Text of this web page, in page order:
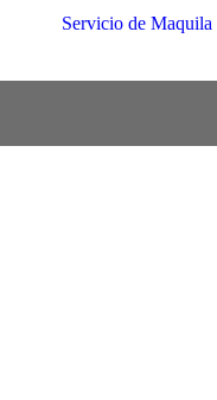
Servicio de Maquila